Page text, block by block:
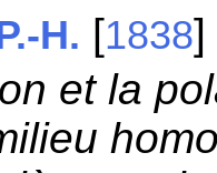
H. [1838
et la